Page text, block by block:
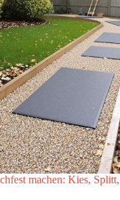
machen: Kies,